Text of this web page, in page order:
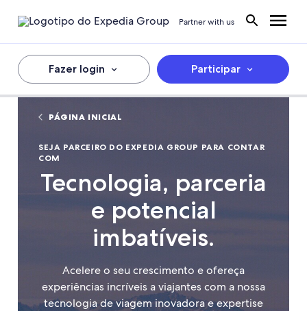
Partner with us
Fazer login Participar
PÁGINA INICIAL
SEJA PARCEIRO DO EXPEDIA GROUP PARA CONTAR
COM
Tecnologia, parceria
e potencial
imbatíveis.
Acelere o seu crescimento e ofereça
experiências incríveis a viajantes com a nossa
tecnologia de viagem inovadora e expertise